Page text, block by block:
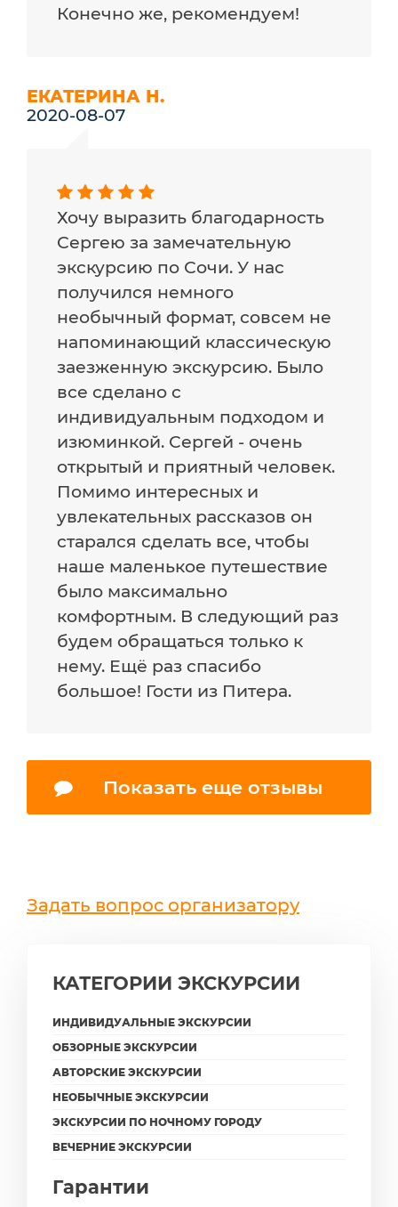
Конечно же, рекомендуем!
ЕКАТЕРИНА Н.
2020-08-07
Хочу выразить благодарность
Сергею за замечательную
экскурсию по Сочи. У нас
получился немного
необычный формат, совсем не
напоминающий классическую
заезженную экскурсию. Было
все сделано с
индивидуальным подходом и
изюминкой. Сергей - очень
открытый и приятный человек.
Помимо интересных и
увлекательных рассказов он
старался сделать все, чтобы
наше маленькое путешествие
было максимально
комфортным. В следующий раз
будем обращаться только к
нему. Ещё раз спасибо
большое! Гости из Питера.
Показать еще отзывы
Задать вопрос организатору
КАТЕГОРИИ ЭКСКУРСИИ
ИНДИВИДУАЛЬНЫЕ ЭКСКУРСИИ
ОБЗОРНЫЕ ЭКСКУРСИИ
АВТОРСКИЕ ЭКСКУРСИИ
НЕОБЫЧНЫЕ ЭКСКУРСИИ
ЭКСКУРСИИ ПО НОЧНОМУ ГОРОДУ
ВЕЧЕРНИЕ ЭКСКУРСИИ
Гарантии